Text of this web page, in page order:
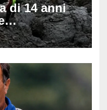
di 14 anni
sul
famiglia